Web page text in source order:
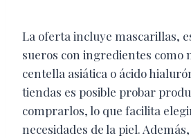
La oferta incluye mascarillas,
sueros con ingredientes como
centella asiática o ácido
tiendas es posible probar
comprarlos, lo que facilita
necesidades de la piel.